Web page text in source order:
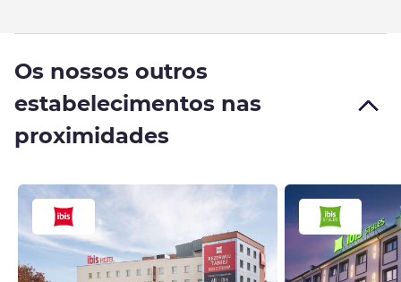
Os nossos outros
estabelecimentos nas
proximidades